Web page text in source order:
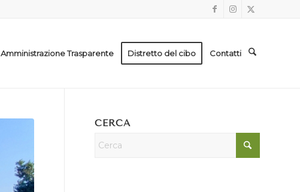
Amministrazione Trasparente Distretto del cibo Contatti
CERCA